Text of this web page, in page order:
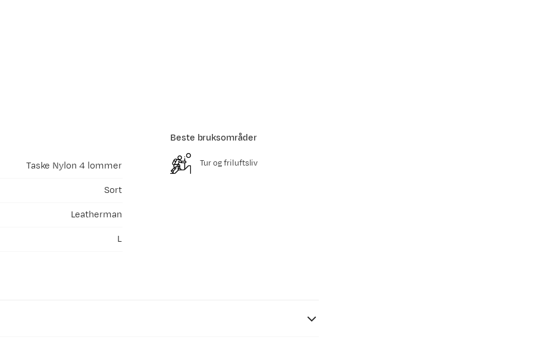
Taske Nylon 4 lommer
Sort
Leatherman
L
Beste bruksområder
Tur og friluftsliv